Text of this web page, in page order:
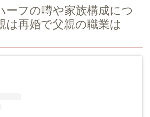
ーフの噂や家族構成につ
は再婚で父親の職業は